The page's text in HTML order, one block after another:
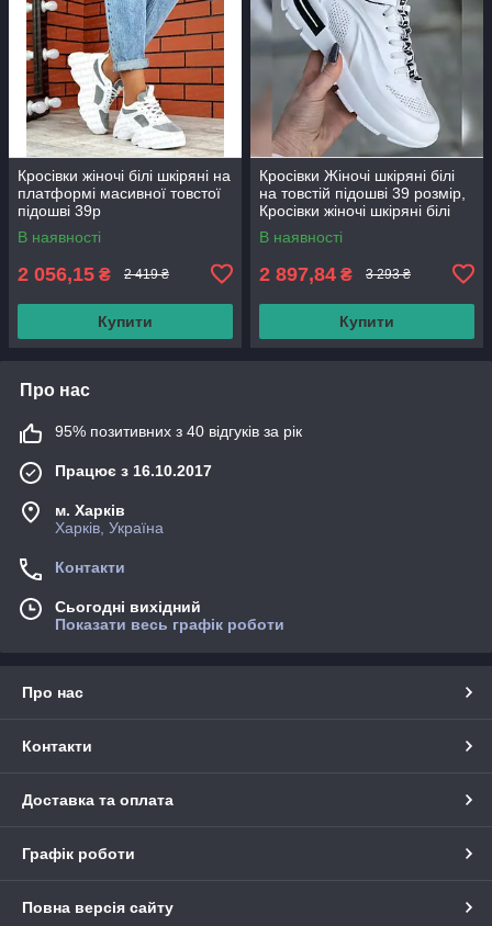
Кросівки жіночі білі шкіряні на
платформі масивної товстої
підошві 39р
В наявності
2 056,15 ₴ 2 419 ₴
Купити
Кросівки Жіночі шкіряні білі
на товстій підошві 39 розмір,
Кросівки жіночі шкіряні білі
В наявності
2 897,84 ₴ 3 293 ₴
Купити
Про нас
95% позитивних з 40 відгуків за рік
Працює з 16.10.2017
м. Харків
Харків, Україна
Контакти
Сьогодні вихідний
Показати весь графік роботи
Про нас
Контакти
Доставка та оплата
Графік роботи
Повна версія сайту